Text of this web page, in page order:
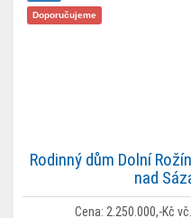
Doporučujeme
Rodinný dům Dolní
nad
Cena: 2.250.000,-Kč